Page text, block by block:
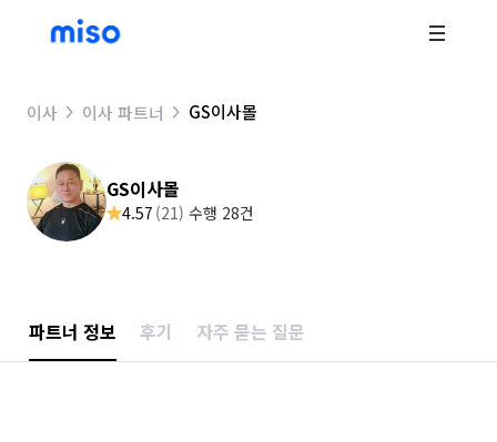
이사 이사 파트너 GS이사몰
GS이사몰
4.57 (21) 수행 28건
파트너 정보 후기 자주 묻는 질문